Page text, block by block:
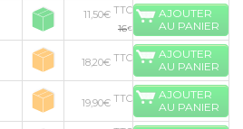
11,50€ TTC
16€
AJOUTER
AU PANIER
18,20€ TTC
AJOUTER
AU PANIER
19,90€ TTC
AJOUTER
AU PANIER